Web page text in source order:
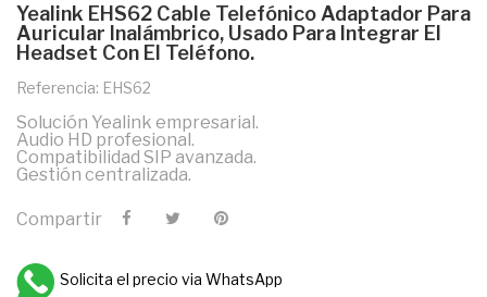
Yealink EHS62 Cable Telefónico Adaptador Para
Auricular Inalámbrico, Usado Para Integrar El
Headset Con El Teléfono.
Referencia: EHS62
Solución Yealink empresarial.
Audio HD profesional.
Compatibilidad SIP avanzada.
Gestión centralizada.
Compartir
Solicita el precio via WhatsApp